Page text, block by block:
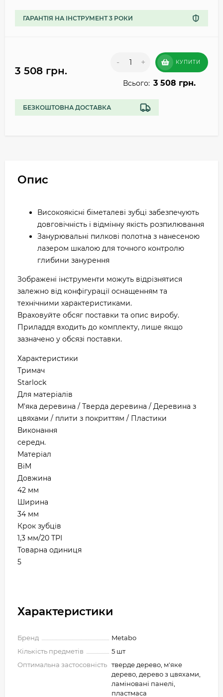
ГАРАНТІЯ НА ІНСТРУМЕНТ 3 РОКИ
3 508 грн.
- + КУПИТИ
Всього: 3 508 грн.
БЕЗКОШТОВНА ДОСТАВКА
Опис
Високоякісні біметалеві зубці забезпечують
довговічність і відмінну якість розпилювання
Занурювальні пилкові полотна з нанесеною
лазером шкалою для точного контролю
глибини занурення
Зображені інструменти можуть відрізнятися
залежно від конфігурації оснащенням та
технічними характеристиками.
Враховуйте обсяг поставки та опис виробу.
Приладдя входить до комплекту, лише якщо
зазначено у обсязі поставки.
Характеристики
Тримач
Starlock
Для матеріалів
М'яка деревина / Тверда деревина / Деревина з
цвяхами / плити з покриттям / Пластики
Виконання
середн.
Матеріал
BiM
Довжина
42 мм
Ширина
34 мм
Крок зубців
1,3 мм/20 TPI
Товарна одиниця
5
Характеристики
Бренд
Metabo
Кількість предметів
5 шт
Оптимальна застосовність тверде дерево, м'яке
дерево, дерево з цвяхами,
ламіновані панелі,
пластмаса